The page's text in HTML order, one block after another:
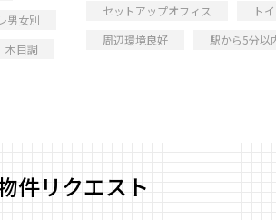
男女別
木目調
セットアップオフィス
ト
周辺環境良好
駅から5分以
件リクエスト